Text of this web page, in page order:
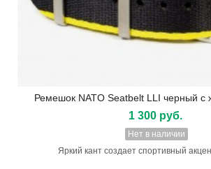
Ремешок NATO Seatbelt LLI черный с
1 300 руб.
Нет в наличии
Яркий кант создает спортивный